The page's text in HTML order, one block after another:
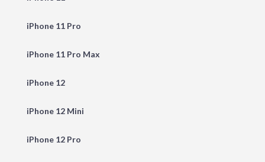
iPhone 11 Pro
iPhone 11 Pro Max
iPhone 12
iPhone 12 Mini
iPhone 12 Pro